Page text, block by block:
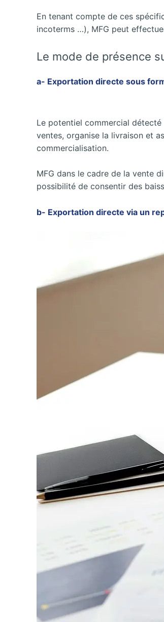
En tenant compte de ces
incoterms …), MFG peut
Le mode de présence
a- Exportation directe sous
Le potentiel commercial détecté
ventes, organise la livraison et
commercialisation.
MFG dans le cadre de la vente
possibilité de consentir des
b- Exportation directe via un